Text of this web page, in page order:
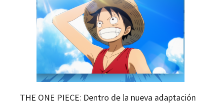
THE ONE PIECE: Dentro de la nueva adaptación